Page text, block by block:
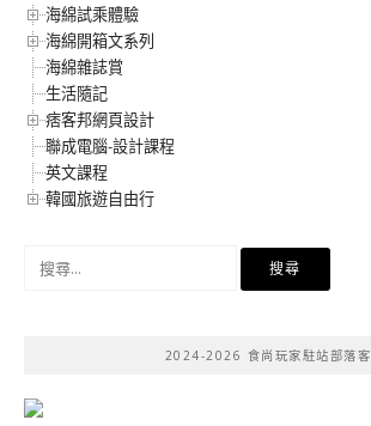
海綿試乘體驗
海綿開箱文系列
海綿雜誌賞
生活隨記
痞客邦網頁設計
聯成電腦-設計課程
英文課程
韓國旅遊自由行
2024-2026 食尚玩家駐站部落客